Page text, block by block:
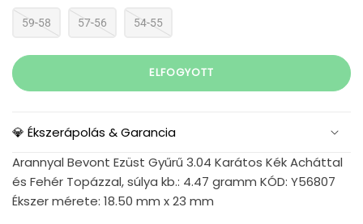
59-58 57-56 54-55
ELFOGYOTT
💎 Ékszerápolás & Garancia
Arannyal Bevont Ezüst Gyűrű 3.04 Karátos Kék Acháttal
és Fehér Topázzal, súlya kb.: 4.47 gramm KÓD: Y56807
Ékszer mérete: 18.50 mm x 23 mm